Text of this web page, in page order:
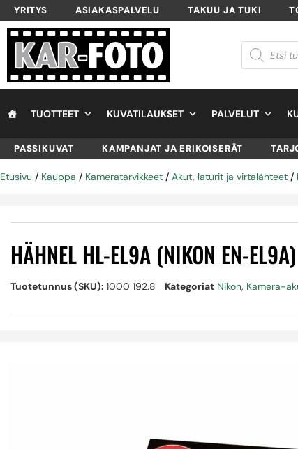
YRITYS ASIAKASPALVELU TAKUU JA TUKI
TUOTTEET KUVATILAUKSET PALVELUT
PASSIKUVAT KAMPANJAT JA ERIKOISERÄT
Etusivu / Kauppa / Kameratarvikkeet / Akut, laturit ja virtalähteet /
HÄHNEL HL-EL9A (NIKON EN-
Tuotetunnus (SKU): 1000 192.8 Kategoriat Nikon, Kamera-